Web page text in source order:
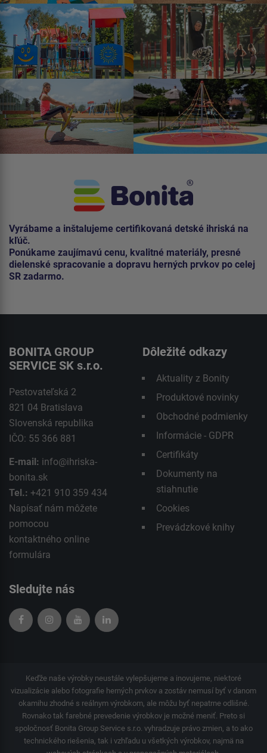
Vyrábame a inštalujeme certifikovaná detské ihriská na
kľúč.
Ponúkame zaujímavú cenu, kvalitné materiály, presné
dielenské spracovanie a dopravu herných prvkov po celej
SR zadarmo.
BONITA GROUP
SERVICE SK s.r.o.
Pestovateľská 2
821 04 Bratislava
Slovenská republika
IČO: 55 366 881
E-mail: info@ihriska-
bonita.sk
Tel.: +421 910 359 434
Napísať nám môžete
pomocou
kontaktného online
formulára
Dôležité odkazy
Aktuality z Bonity
Produktové novinky
Obchodné podmienky
Informácie - GDPR
Certifikáty
Dokumenty na
stiahnutie
Cookies
Prevádzkové knihy
Sledujte nás
Keďže naše výrobky neustále vylepšujeme a inovujeme, niektoré
vizualizácie alebo fotografie herných prvkov a zostáv nemusí byť v danom
okamihu zhodné s reálnym výrobkom, ale môžu byť nepatrne odlišné.
Rovnako tak farebné prevedenie výrobkov je možné meniť. Preto si
spoločnosť Bonita Group Service s.r.o. vyhradzuje právo zmien, a to ako
technického riešenia, tak i vzhľadu u všetkých výrobkov, najmä na